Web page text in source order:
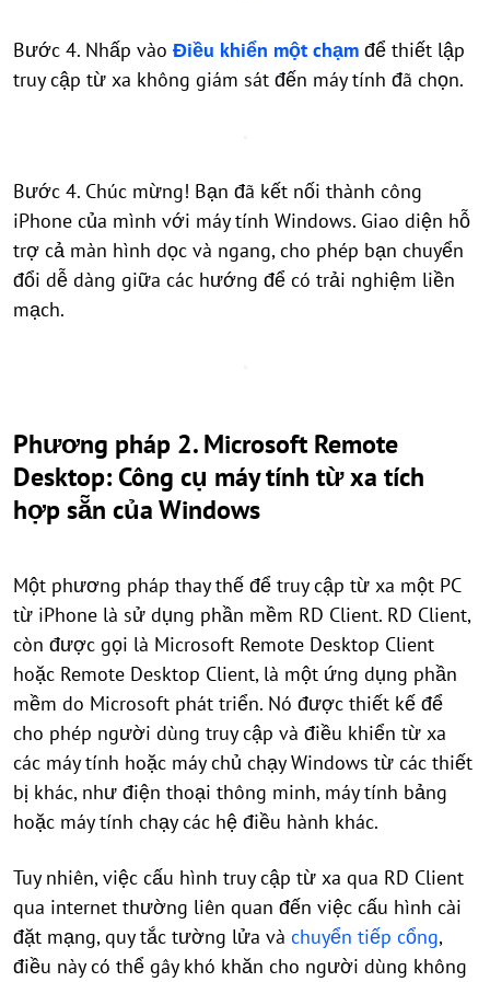
Bước 4. Nhấp vào Điều khiển một chạm để thiết lập
truy cập từ xa không giám sát đến máy tính đã chọn.
Bước 4. Chúc mừng! Bạn đã kết nối thành công
iPhone của mình với máy tính Windows. Giao diện hỗ
trợ cả màn hình dọc và ngang, cho phép bạn chuyển
đổi dễ dàng giữa các hướng để có trải nghiệm liền
mạch.
Phương pháp 2. Microsoft Remote
Desktop: Công cụ máy tính từ xa tích
hợp sẵn của Windows
Một phương pháp thay thế để truy cập từ xa một PC
từ iPhone là sử dụng phần mềm RD Client. RD Client,
còn được gọi là Microsoft Remote Desktop Client
hoặc Remote Desktop Client, là một ứng dụng phần
mềm do Microsoft phát triển. Nó được thiết kế để
cho phép người dùng truy cập và điều khiển từ xa
các máy tính hoặc máy chủ chạy Windows từ các thiết
bị khác, như điện thoại thông minh, máy tính bảng
hoặc máy tính chạy các hệ điều hành khác.
Tuy nhiên, việc cấu hình truy cập từ xa qua RD Client
qua internet thường liên quan đến việc cấu hình cài
đặt mạng, quy tắc tường lửa và chuyển tiếp cổng,
điều này có thể gây khó khăn cho người dùng không